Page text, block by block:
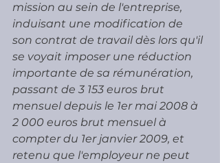
mission au sein de l'entreprise,
induisant une modification de
son contrat de travail dès lors qu'il
se voyait imposer une réduction
importante de sa rémunération,
passant de 3 153 euros brut
mensuel depuis le 1er mai 2008 à
2 000 euros brut mensuel à
compter du 1er janvier 2009, et
retenu que l'employeur ne peut